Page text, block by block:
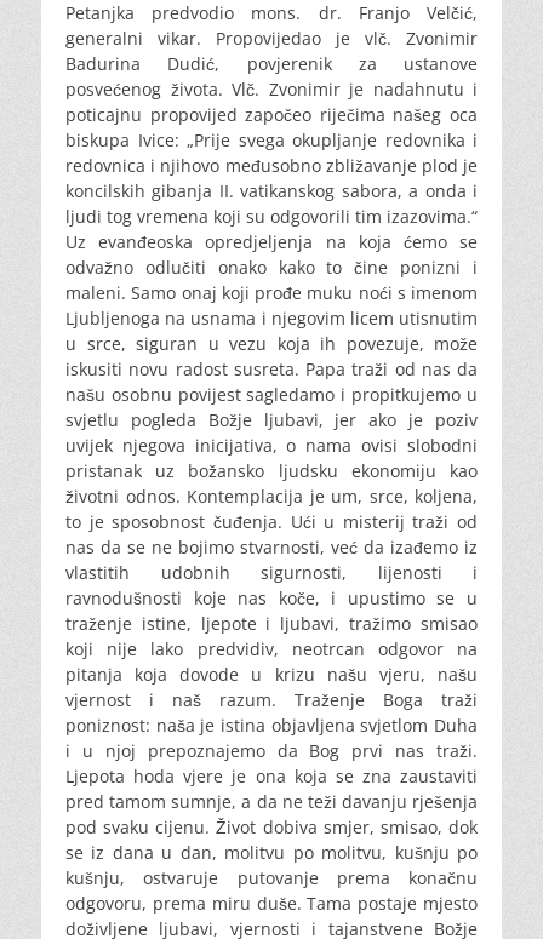
Petanjka predvodio mons. dr. Franjo Velčić,
generalni vikar. Propovijedao je vlč. Zvonimir
Badurina Dudić, povjerenik za ustanove
posvećenog života. Vlč. Zvonimir je nadahnutu i
poticajnu propovijed započeo riječima našeg oca
biskupa Ivice: „Prije svega okupljanje redovnika i
redovnica i njihovo međusobno zbližavanje plod je
koncilskih gibanja II. vatikanskog sabora, a onda i
ljudi tog vremena koji su odgovorili tim izazovima.“
Uz evanđeoska opredjeljenja na koja ćemo se
odvažno odlučiti onako kako to čine ponizni i
maleni. Samo onaj koji prođe muku noći s imenom
Ljubljenoga na usnama i njegovim licem utisnutim
u srce, siguran u vezu koja ih povezuje, može
iskusiti novu radost susreta. Papa traži od nas da
našu osobnu povijest sagledamo i propitkujemo u
svjetlu pogleda Božje ljubavi, jer ako je poziv
uvijek njegova inicijativa, o nama ovisi slobodni
pristanak uz božansko ljudsku ekonomiju kao
životni odnos. Kontemplacija je um, srce, koljena,
to je sposobnost čuđenja. Ući u misterij traži od
nas da se ne bojimo stvarnosti, već da izađemo iz
vlastitih udobnih sigurnosti, lijenosti i
ravnodušnosti koje nas koče, i upustimo se u
traženje istine, ljepote i ljubavi, tražimo smisao
koji nije lako predvidiv, neotrcan odgovor na
pitanja koja dovode u krizu našu vjeru, našu
vjernost i naš razum. Traženje Boga traži
poniznost: naša je istina objavljena svjetlom Duha
i u njoj prepoznajemo da Bog prvi nas traži.
Ljepota hoda vjere je ona koja se zna zaustaviti
pred tamom sumnje, a da ne teži davanju rješenja
pod svaku cijenu. Život dobiva smjer, smisao, dok
se iz dana u dan, molitvu po molitvu, kušnju po
kušnju, ostvaruje putovanje prema konačnu
odgovoru, prema miru duše. Tama postaje mjesto
doživljene ljubavi, vjernosti i tajanstvene Božje